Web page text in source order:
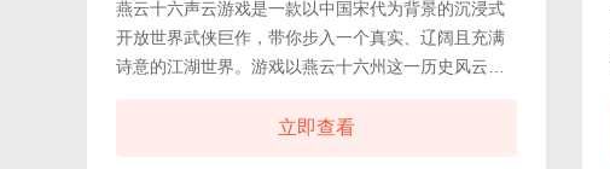
燕云十六声云游戏是一款以中国宋代为背景的沉浸式
开放世界武侠巨作，带你步入一个真实、辽阔且充满
诗意的江湖世界。游戏以燕云十六州这一历史风云交
宇、边塞关隘与江南水乡的独特风貌，构建出一个兼
立即查看